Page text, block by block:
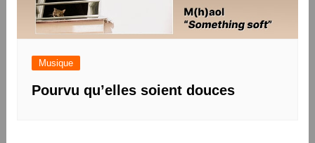
Musique
Pourvu qu’elles soient douces